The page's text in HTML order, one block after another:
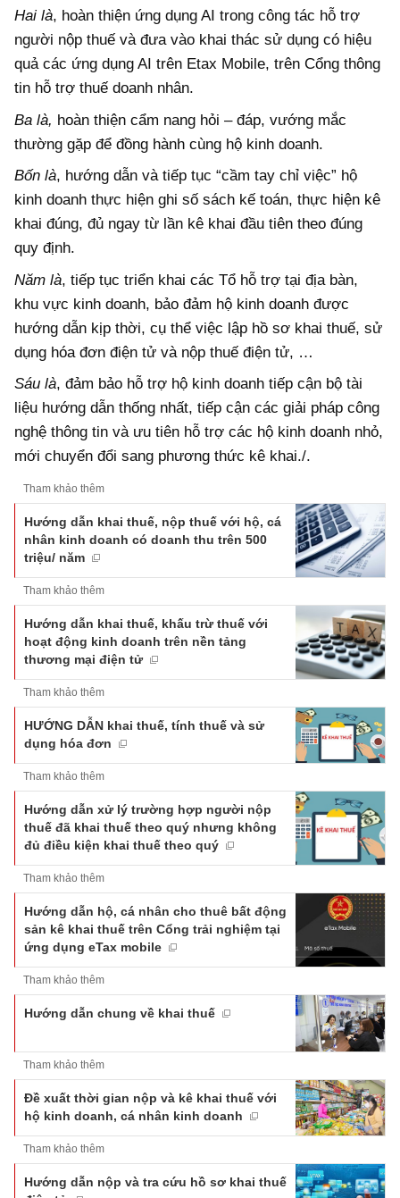
Hai là, hoàn thiện ứng dụng AI trong công tác hỗ trợ
người nộp thuế và đưa vào khai thác sử dụng có hiệu
quả các ứng dụng AI trên Etax Mobile, trên Cổng thông
tin hỗ trợ thuế doanh nhân.
Ba là, hoàn thiện cẩm nang hỏi – đáp, vướng mắc
thường gặp để đồng hành cùng hộ kinh doanh.
Bốn là, hướng dẫn và tiếp tục “cầm tay chỉ việc” hộ
kinh doanh thực hiện ghi số sách kế toán, thực hiện kê
khai đúng, đủ ngay từ lần kê khai đầu tiên theo đúng
quy định.
Năm là, tiếp tục triển khai các Tổ hỗ trợ tại địa bàn,
khu vực kinh doanh, bảo đảm hộ kinh doanh được
hướng dẫn kịp thời, cụ thể việc lập hồ sơ khai thuế, sử
dụng hóa đơn điện tử và nộp thuế điện tử, …
Sáu là, đảm bảo hỗ trợ hộ kinh doanh tiếp cận bộ tài
liệu hướng dẫn thống nhất, tiếp cận các giải pháp công
nghệ thông tin và ưu tiên hỗ trợ các hộ kinh doanh nhỏ,
mới chuyển đổi sang phương thức kê khai./.
Tham khảo thêm
Hướng dẫn khai thuế, nộp thuế với hộ, cá
nhân kinh doanh có doanh thu trên 500
triệu/ năm
Tham khảo thêm
Hướng dẫn khai thuế, khấu trừ thuế với
hoạt động kinh doanh trên nền tảng
thương mại điện tử
Tham khảo thêm
HƯỚNG DẪN khai thuế, tính thuế và sử
dụng hóa đơn
Tham khảo thêm
Hướng dẫn xử lý trường hợp người nộp
thuế đã khai thuế theo quý nhưng không
đủ điều kiện khai thuế theo quý
Tham khảo thêm
Hướng dẫn hộ, cá nhân cho thuê bất động
sản kê khai thuế trên Cổng trải nghiệm tại
ứng dụng eTax mobile
Tham khảo thêm
Hướng dẫn chung về khai thuế
Tham khảo thêm
Đề xuất thời gian nộp và kê khai thuế với
hộ kinh doanh, cá nhân kinh doanh
Tham khảo thêm
Hướng dẫn nộp và tra cứu hồ sơ khai thuế